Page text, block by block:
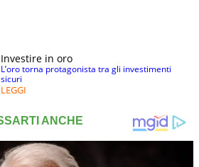
Investire in oro
L’oro torna protagonista tra gli investimenti
sicuri
LEGGI